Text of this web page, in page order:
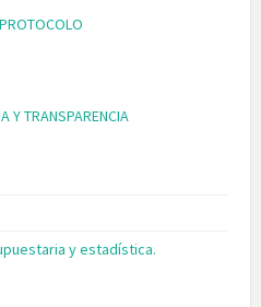
Y TRANSPARENCIA
y estadística.